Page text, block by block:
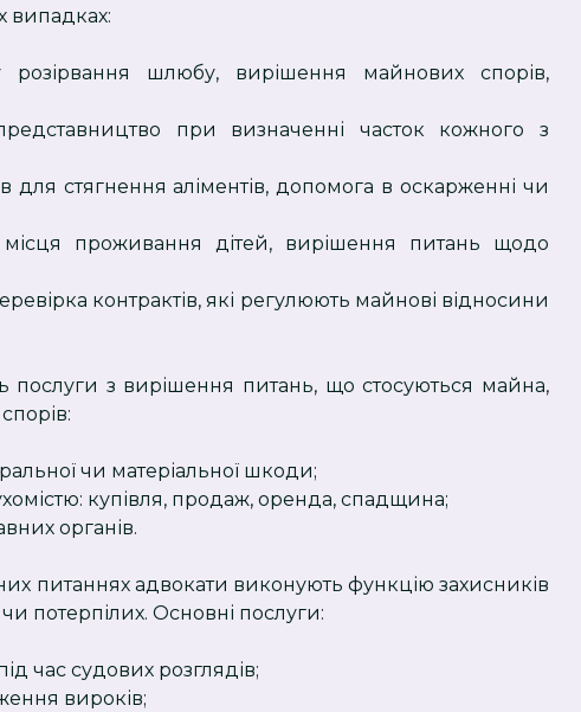
випадках:
шлюбу, вирішення майнових спорів,
при визначенні часток кожного з
стягнення аліментів, допомога в оскарженні чи
проживання дітей, вирішення питань щодо
контрактів, які регулюють майнові відносини
з вирішення питань, що стосуються майна,
чи матеріальної шкоди;
купівля, продаж, оренда, спадщина;
органів.
питаннях адвокати виконують функцію захисників
потерпілих. Основні послуги:
час судових розглядів;
вироків;